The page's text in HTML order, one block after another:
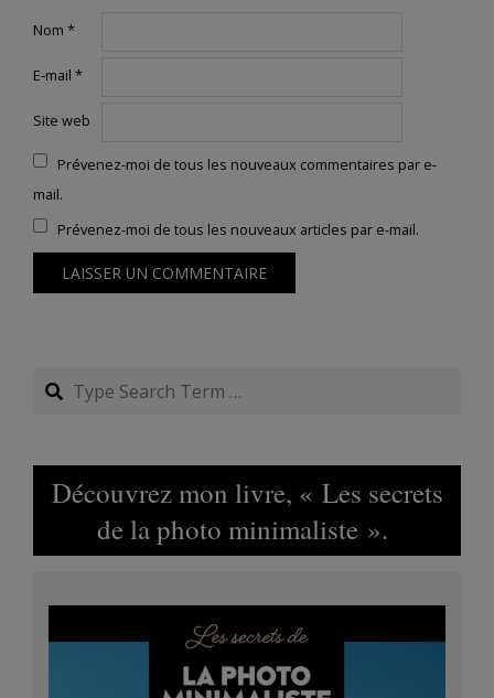
Nom *
E-mail *
Site web
Prévenez-moi de tous les nouveaux commentaires par e-
mail.
Prévenez-moi de tous les nouveaux articles par e-mail.
Search
Découvrez mon livre, « Les secrets
de la photo minimaliste ».